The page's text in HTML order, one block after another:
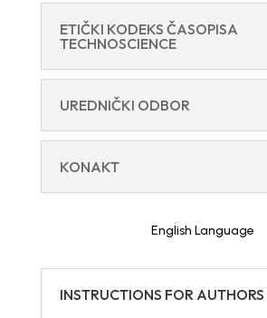
ETIČKI KODEKS ČASOPISA
TECHNOSCIENCE
UREDNIČKI ODBOR
KONAKT
English Language
INSTRUCTIONS FOR AUTHORS